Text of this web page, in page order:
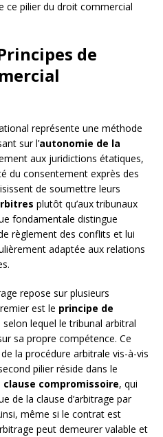
ce pilier du droit commercial
de
représente une méthode
sur l’autonomie de la
aux juridictions étatiques,
du consentement exprès des
de soumettre leurs
plutôt qu’aux tribunaux
fondamentale distingue
règlement des conflits et lui
adaptée aux relations
repose sur plusieurs
est le principe de
selon lequel le tribunal arbitral
sa propre compétence. Ce
la procédure arbitrale vis-à-vis
pilier réside dans le
clause compromissoire, qui
de la clause d’arbitrage par
même si le contrat est
peut demeurer valable et